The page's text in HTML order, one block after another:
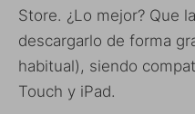
Store. ¿Lo mejor? Que
descargarlo de forma
habitual), siendo
Touch y iPad.